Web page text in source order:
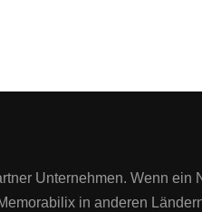
Unternehmen. Wenn ein
in anderen